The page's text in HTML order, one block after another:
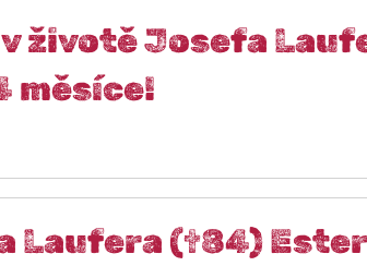
životě Josefa
měsíce!
Laufera (†84)